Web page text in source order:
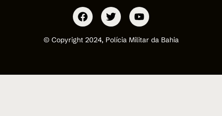
© Copyright 2024, Polícia Militar da Bahia